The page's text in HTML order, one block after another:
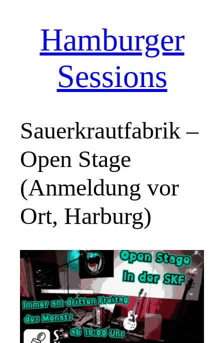
Hamburger
Sessions
Sauerkrautfabrik –
Open Stage
(Anmeldung vor
Ort, Harburg)